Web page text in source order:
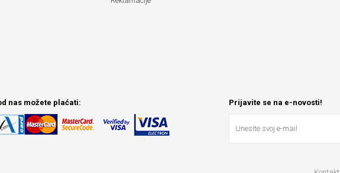
nas možete plaćati: Prijavite se na e-novosti!